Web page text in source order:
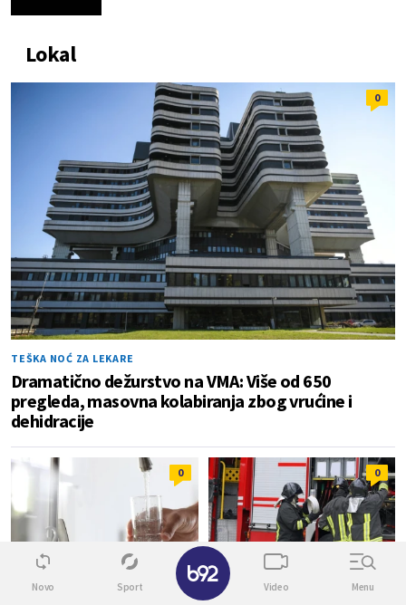
Lokal
0
TEŠKA NOĆ ZA LEKARE
Dramatično dežurstvo na VMA: Više od 650
pregleda, masovna kolabiranja zbog vrućine i
dehidracije
0 0
POŽAR LOKALIZOVAN
Novo Sport Video Menu
✕